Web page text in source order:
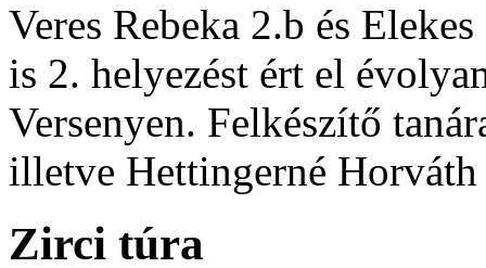
Veres Rebeka 2.b és
is 2. helyezést ért el
Versenyen. Felkészítő
illetve Hettingerné Horváth
Zirci túra